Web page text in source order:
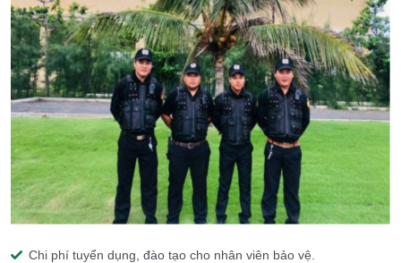
Chi phí tuyển dụng, đào tạo cho nhân viên bảo vệ.